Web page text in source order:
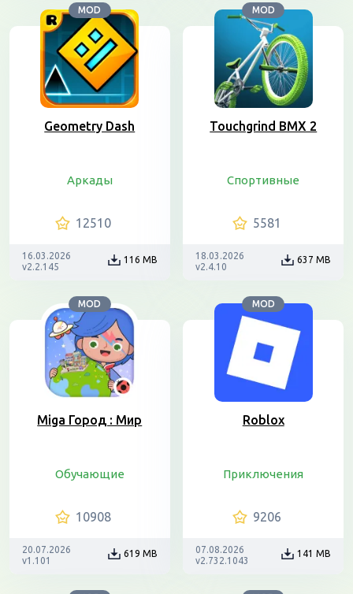
MOD
Geometry Dash
Аркады
12510
16.03.2026
v2.2.145
116 MB
MOD
Touchgrind BMX 2
Спортивные
5581
18.03.2026
v2.4.10
637 MB
MOD
Miga Город : Мир
Обучающие
10908
20.07.2026
v1.101
619 MB
MOD
Roblox
Приключения
9206
07.08.2026
v2.732.1043
141 MB